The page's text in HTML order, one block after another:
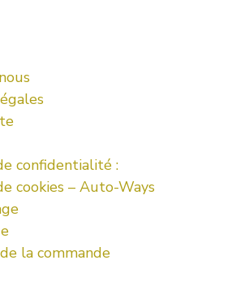
confidentialité :
cookies – Auto-Ways
la commande